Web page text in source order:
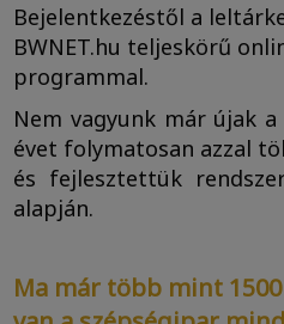
Bejelentkezéstől a
BWNET.hu teljeskörű
programmal.
Nem vagyunk már újak
évet folymatosan azzal
és fejlesztettük
alapján.
Ma már több mint